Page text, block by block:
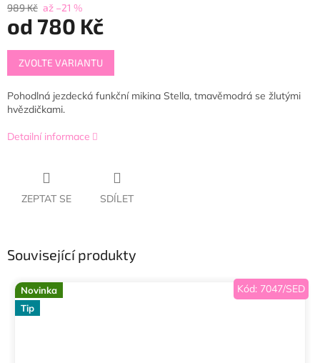
989 Kč až –21 %
od 780 Kč
Měrná
cena:
ZVOLTE VARIANTU
Pohodlná jezdecká funkční mikina Stella, tmavěmodrá se žlutými
hvězdičkami.
Detailní informace
ZEPTAT SE SDÍLET
Související produkty
Novinka
Tip
Kód: 7047/SED